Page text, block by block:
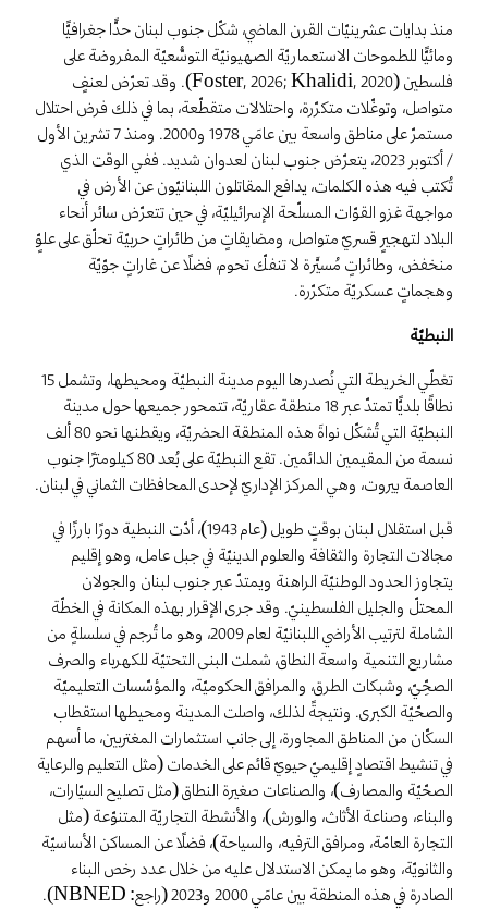
منذ بدايات عشرينيّات القرن الماضي، شكّل جنوب لبنان حدًّا جغرافيًّا
ومائيًّا للطموحات الاستعماريّة الصهيونيّة التوسُّعيّة المفروضة على
فلسطين (Foster, 2026; Khalidi, 2020). وقد تعرّض لعنفٍ
متواصل، وتوغّلات متكرّرة، واحتلالات متقطّعة، بما في ذلك فرض احتلال
مستمرّ على مناطق واسعة بين عامَي 1978 و2000. ومنذ 7 تشرين الأول
/ أكتوبر 2023، يتعرّض جنوب لبنان لعدوان شديد. ففي الوقت الذي
تُكتب فيه هذه الكلمات، يدافع المقاتلون اللبنانيّون عن الأرض في
مواجهة غزو القوّات المسلّحة الإسرائيليّة، في حين تتعرّض سائر أنحاء
البلاد لتهجيرٍ قسريّ متواصل، ومضايقاتٍ من طائراتٍ حربيّة تحلّق على علوٍّ
منخفض، وطائراتٍ مُسيَّرة لا تنفكّ تحوم، فضلًا عن غاراتٍ جوّيّة
وهجماتٍ عسكريّة متكرّرة.
النبطيّة
تغطّي الخريطة التي نُصدرها اليوم مدينة النبطيّة ومحيطها، وتشمل 15
نطاقًا بلديًّا تمتدّ عبر 18 منطقة عقاريّة، تتمحور جميعها حول مدينة
النبطيّة التي تُشكّل نواةَ هذه المنطقة الحضريّة، ويقطنها نحو 80 ألف
نسمة من المقيمين الدائمين. تقع النبطيّة على بُعد 80 كيلومترًا جنوب
العاصمة بيروت، وهي المركز الإداريّ لإحدى المحافظات الثماني في لبنان.
قبل استقلال لبنان بوقتٍ طويل (عام 1943)، أدّت النبطية دورًا بارزًا في
مجالات التجارة والثقافة والعلوم الدينيّة في جبل عامل، وهو إقليم
يتجاوز الحدود الوطنيّة الراهنة ويمتدّ عبر جنوب لبنان والجولان
المحتلّ والجليل الفلسطينيّ. وقد جرى الإقرار بهذه المكانة في الخطّة
الشاملة لترتيب الأراضي اللبنانيّة لعام 2009، وهو ما تُرجم في سلسلةٍ من
مشاريع التنمية واسعة النطاق، شملت البنى التحتيّة للكهرباء والصرف
الصحِّيّ، وشبكات الطرق، والمرافق الحكوميّة، والمؤسّسات التعليميّة
والصحّيّة الكبرى. ونتيجةً لذلك، واصلت المدينة ومحيطها استقطاب
السكّان من المناطق المجاورة، إلى جانب استثمارات المغتربين، ما أسهم
في تنشيط اقتصادٍ إقليميّ حيويّ قائم على الخدمات (مثل التعليم والرعاية
الصحّيّة والمصارف)، والصناعات صغيرة النطاق (مثل تصليح السيّارات،
والبناء، وصناعة الأثاث، والورش)، والأنشطة التجاريّة المتنوّعة (مثل
التجارة العامّة، ومرافق الترفيه، والسياحة)، فضلًا عن المساكن الأساسيّة
والثانويّة، وهو ما يمكن الاستدلال عليه من خلال عدد رخص البناء
الصادرة في هذه المنطقة بين عامَي 2000 و2023 (راجع: NBNED).